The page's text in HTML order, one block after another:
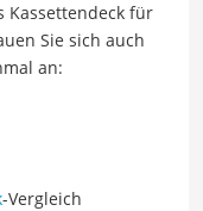
Kassettendeck für
Sie sich auch
an:
-Vergleich